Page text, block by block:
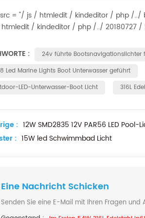
= "/ js / htmledit / kindeditor / php /../
/ kindeditor / php /../ 20180727 /
: 24v führte Bootsnavigationslichter
Led Marine Lights Boot Unterwasser geführt
LED-Unterwasser-Boot Licht
316L
: 12W SMD2835 12V PAR56 LED Pool-
: 15W led Schwimmbad Licht
Eine Nachricht Schicken
Senden Sie eine E-Mail mit Ihren Fragen